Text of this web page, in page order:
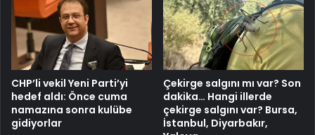
CHP’li vekil Yeni Parti’yi
hedef aldı: Önce cuma
namazına sonra kulübe
gidiyorlar
Çekirge salgını mı var? Son
dakika… Hangi illerde
çekirge salgını var? Bursa,
İstanbul, Diyarbakır,